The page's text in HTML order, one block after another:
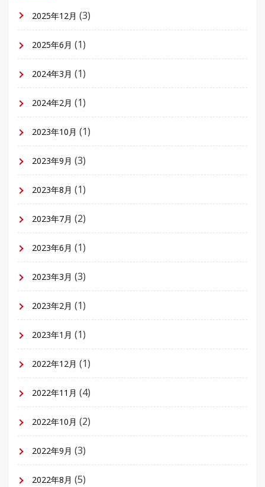
2025年12月 (3)
2025年6月 (1)
2024年3月 (1)
2024年2月 (1)
2023年10月 (1)
2023年9月 (3)
2023年8月 (1)
2023年7月 (2)
2023年6月 (1)
2023年3月 (3)
2023年2月 (1)
2023年1月 (1)
2022年12月 (1)
2022年11月 (4)
2022年10月 (2)
2022年9月 (3)
2022年8月 (5)